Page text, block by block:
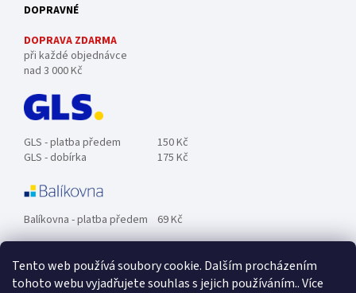
Tento web používá soubory cookie. Dalším procházením
tohoto webu vyjadřujete souhlas s jejich používáním.. Více
DOPRAVNÉ
DOPRAVA ZDARMA
při každé objednávce
nad 3 000 Kč
GLS - platba předem
150 Kč
GLS - dobírka
175 Kč
Balíkovna - platba předem 69 Kč
Zásilkovna - platba předem 89 Kč